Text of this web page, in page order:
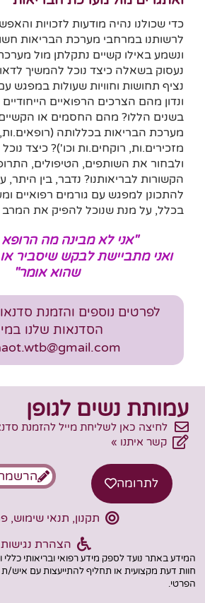
כדי שכולנו נהיה מודעות לזכויות
לרשותנו במרחבי מערכת הבריאות
ונשמע באילו קשיים נתקלתן מול
נעסוק בשאלה כיצד נוכל להמשיך
נציף תחושות וחוויות שעולות במפגש
ונדון מהם הצרכים הרפואיים
בשנים הללו? מהם החסמים או
מערכת הבריאות בכללותה
מזכירים.ות, רוקחים.ות וכו')? כיצד
ולבחור את השותפים, הטיפולים,
הקשורות לבריאותנו? נדבר, בין
להתכונן למפגש עם גורמים רפואיים
בכלל, על מנת שנוכל להפיק את המרב
"אני לא מבינה מה הרופא
ואני מתביישת לבקש שיסביר
שהוא אומר"
לפרטים נוספים והזמנת
הסדנאות שלנו
עמותת נשים לגופן
לחיצה כאן לשליחת מייל להזמנת
קשר איתנו »
לתרומה הרשמה
תקנון, תנאי שימוש,
הצהרת נגישות
המידע באתר נועד לספק מידע רפואי ובריאותי כללי
חוות דעת מקצועית או תחליף להתייעצות עם
הפרטי.